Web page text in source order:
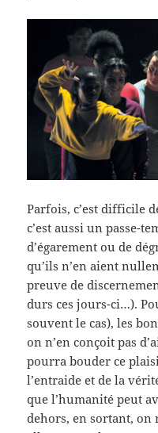
Parfois, c’est difficile
c’est aussi un passe-
d’égarement ou de
qu’ils n’en aient
preuve de
durs ces jours-ci…).
souvent le cas), les
on n’en conçoit pas
pourra bouder ce
l’entraide et de la
que l’humanité peut
dehors, en sortant,